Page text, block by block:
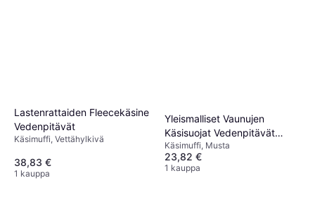
Lastenrattaiden Fleecekäsine
Vedenpitävät
Käsimuffi, Vettähylkivä
38,83 €
1 kauppa
Yleismalliset Vaunujen
Käsisuojat Vedenpitävät
Talvikäsineet Rattaisiin -
Musta
Käsimuffi, Musta
23,82 €
1 kauppa